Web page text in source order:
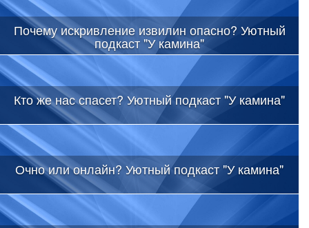
Почему искривление извилин опасно? Уютный
подкаст "У камина"
Кто же нас спасет? Уютный подкаст "У камина"
Очно или онлайн? Уютный подкаст "У камина"